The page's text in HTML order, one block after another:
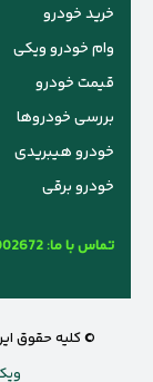
خرید خودرو
وام خودرو ویکی
قیمت خودرو
بررسی خودروها
خودرو هیبریدی
خودرو برقی
تماس با ما:
© کلیه حقوق